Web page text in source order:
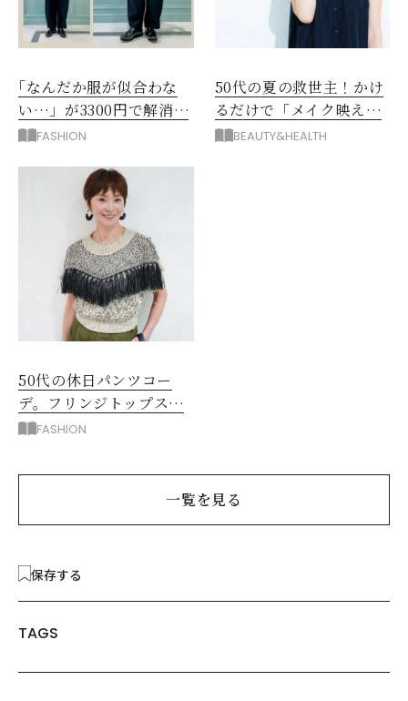
｢なんだか服が似合わな
い…」が3300円で解消！
阪神梅田のサービスが神
FASHION
50代の夏の救世主！かけ
るだけで「メイク映え」
する眼鏡
BEAUTY&HEALTH
50代の休日パンツコー
デ。フリンジトップスを
主役に洗練アースカラー
FASHION
一覧を見る
保存する
TAGS